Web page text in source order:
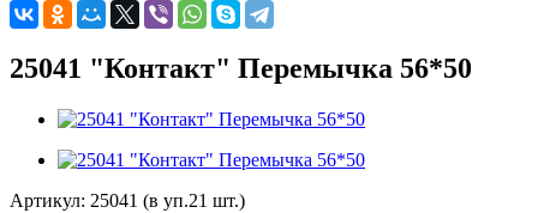
25041 "Контакт" Перемычка 56*50
Артикул: 25041 (в уп.21 шт.)